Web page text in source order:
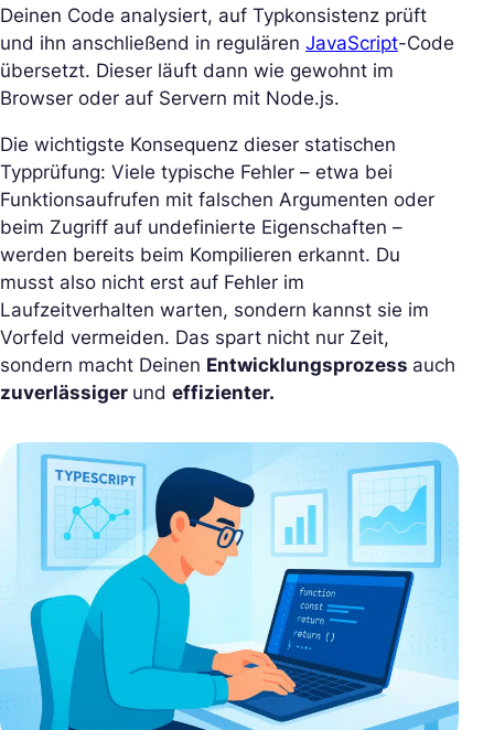
Deinen Code analysiert, auf Typkonsistenz prüft
und ihn anschließend in regulären JavaScript-Code
übersetzt. Dieser läuft dann wie gewohnt im
Browser oder auf Servern mit Node.js.
Die wichtigste Konsequenz dieser statischen
Typprüfung: Viele typische Fehler – etwa bei
Funktionsaufrufen mit falschen Argumenten oder
beim Zugriff auf undefinierte Eigenschaften –
werden bereits beim Kompilieren erkannt. Du
musst also nicht erst auf Fehler im
Laufzeitverhalten warten, sondern kannst sie im
Vorfeld vermeiden. Das spart nicht nur Zeit,
sondern macht Deinen Entwicklungsprozess auch
zuverlässiger und effizienter.